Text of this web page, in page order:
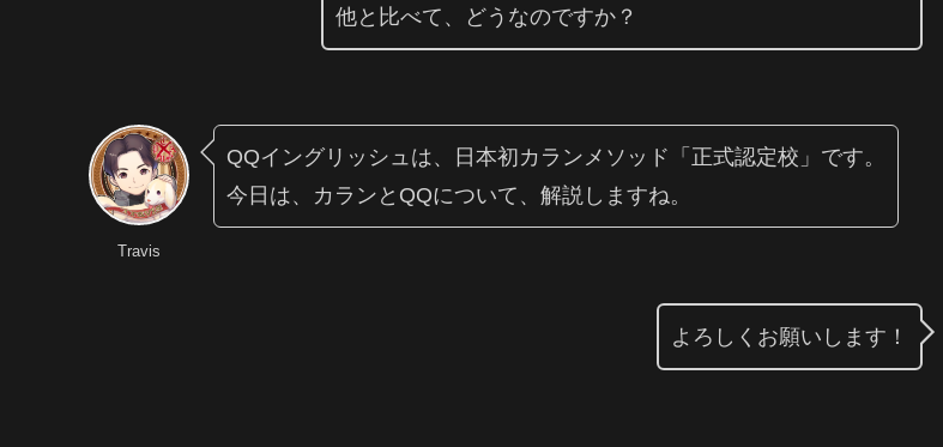
他と比べて、どうなのですか？
Travis
QQイングリッシュは、日本初カランメソッド「正式認定校」です。
今日は、カランとQQについて、解説しますね。
よろしくお願いします！